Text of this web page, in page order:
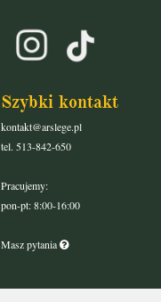
Szybki kontakt
kontakt@arslege.pl
tel. 513-842-650
Pracujemy:
pon-pt: 8:00-16:00
Masz pytania